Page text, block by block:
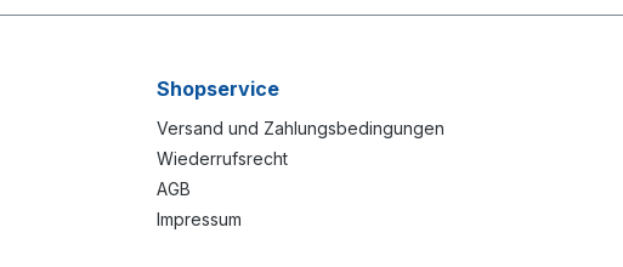
Shopservice
Versand und Zahlungsbedingungen
Wiederrufsrecht
AGB
Impressum